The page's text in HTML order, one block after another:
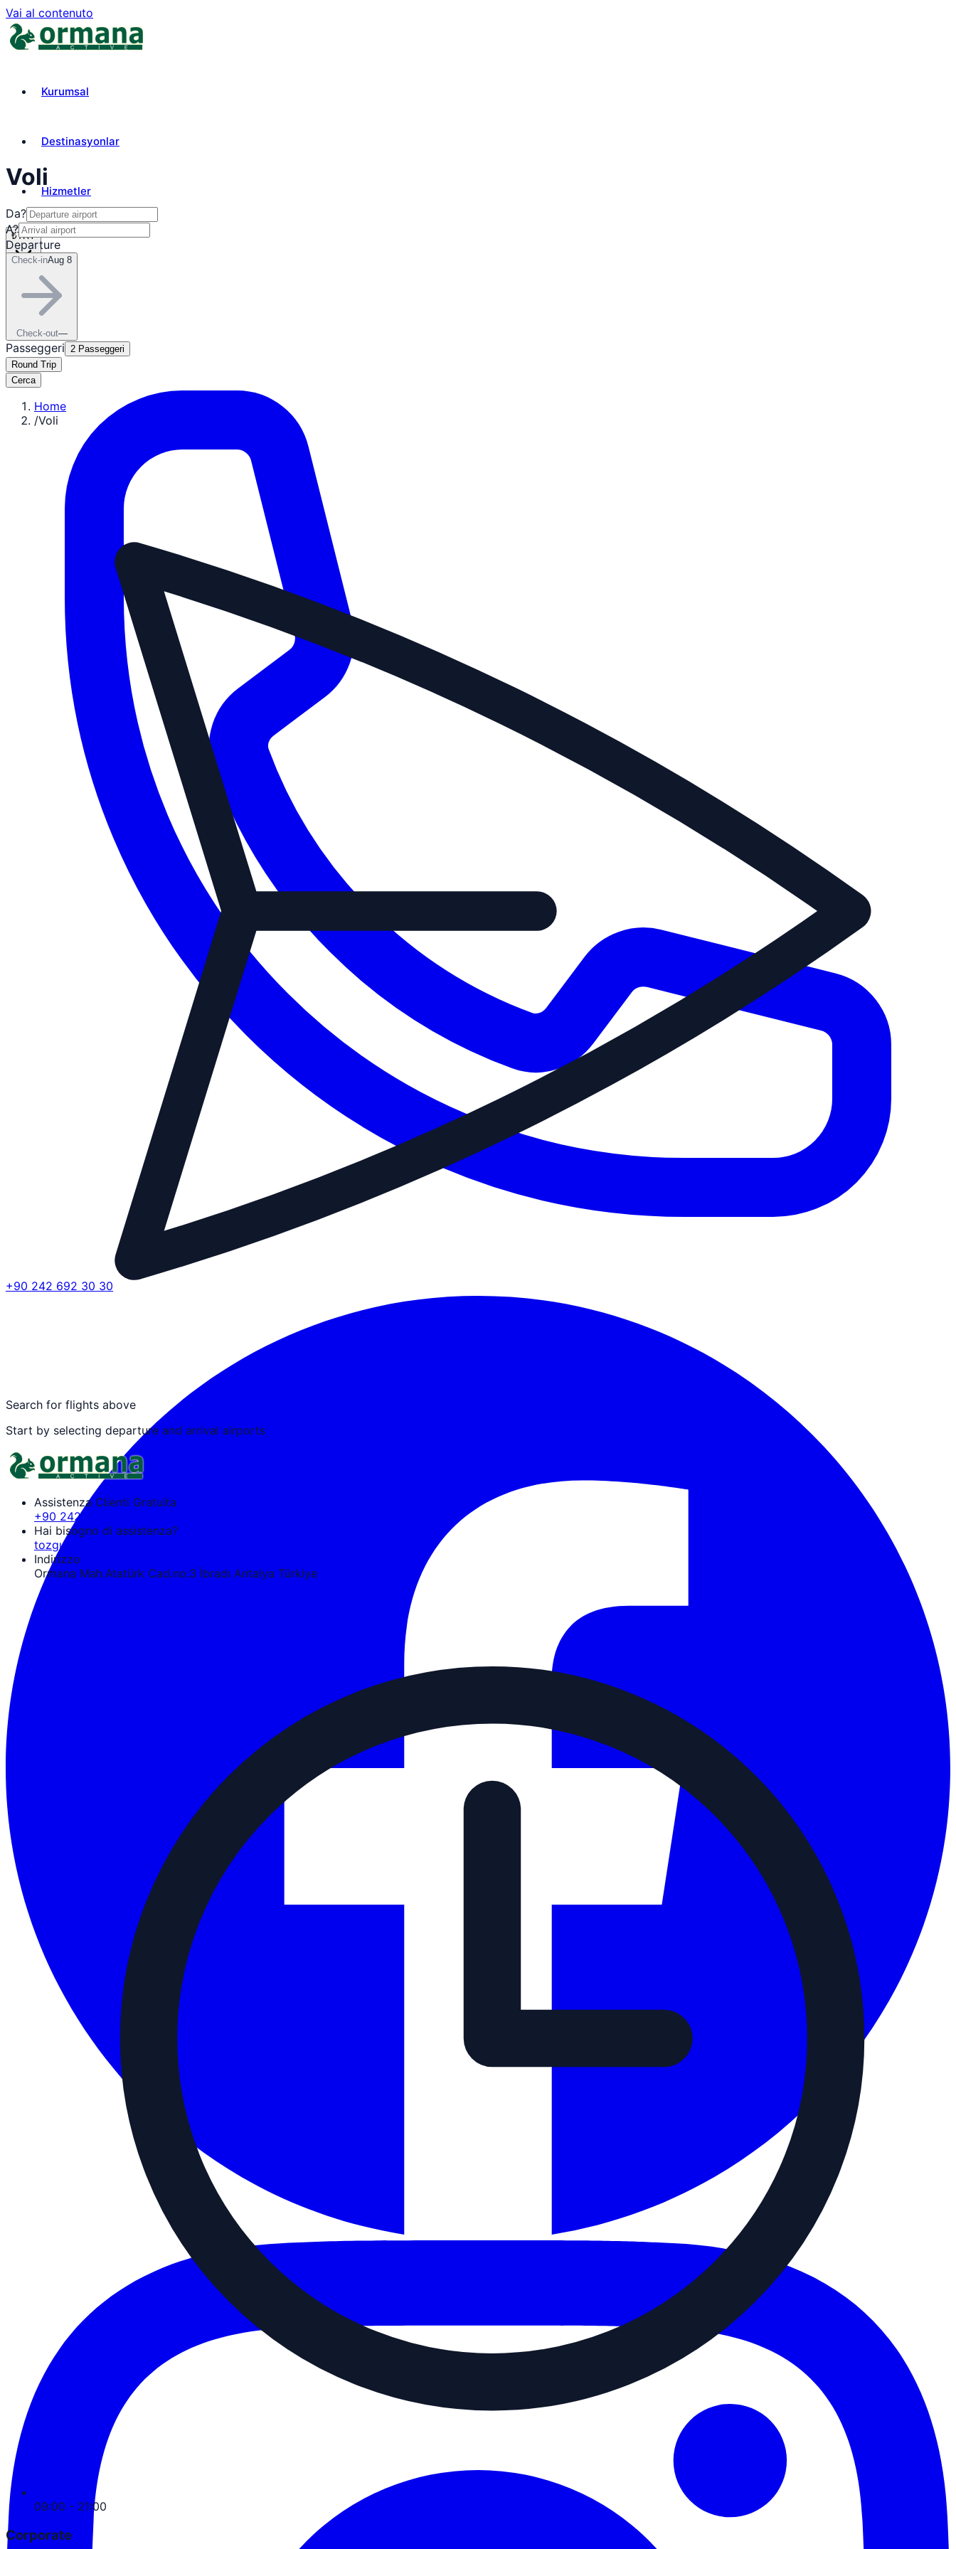
Vai al contenuto
Kurumsal
Destinasyonlar
Hizmetler
₺TRY
+90 242 692 30 30
Voli
Da?
A?
Departure
Check-inAug 8
Check-out—
Passeggeri
2 Passeggeri
Round Trip
Cerca
Home
/Voli
Search for flights above
Start by selecting departure and arrival airports
Assistenza Clienti Gratuita
+90 242 692 30 30
Hai bisogno di assistenza?
tozguven@ormanaactive.com
Indirizzo
Ormana Mah.Atatürk Cad.no:3 İbradı Antalya Türkiye
09:00 - 21:00
Corporate